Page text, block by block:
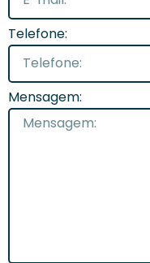
Telefone:
Mensagem: